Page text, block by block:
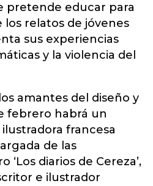
pretende educar para
los relatos de jóvenes
sus experiencias
y la violencia del
amantes del diseño y
febrero habrá un
francesa
de las
‘Los diarios de Cereza’,
e ilustrador